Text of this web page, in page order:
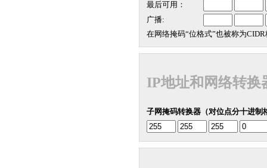
最后可用：
广播:
在网络掩码“位格式”也被称为
IP地址和网络转换
子网掩码转换器（对位点分十进制